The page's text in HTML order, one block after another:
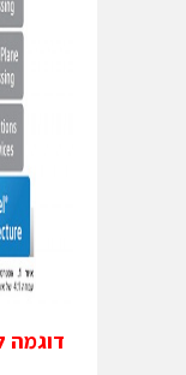
דוגמה